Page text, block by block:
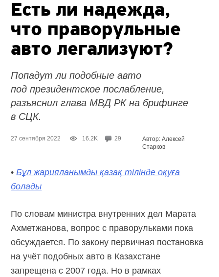
Есть ли надежда,
что праворульные
авто легализуют?
Попадут ли подобные авто
под президентское послабление,
разъяснил глава МВД РК на брифинге
в СЦК.
27 сентября 2022 16.2K 29
Автор: Алексей
Старков
•Бұл жарияланымды қазақ тілінде оқуға
болады
По словам министра внутренних дел Марата
Ахметжанова, вопрос с праворульками пока
обсуждается. По закону первичная постановка
на учёт подобных авто в Казахстане
запрещена с 2007 года. Но в рамках